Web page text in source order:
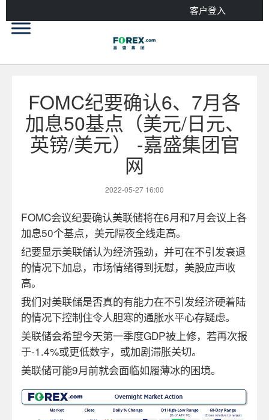
客户登入
FOMC纪要确认6、7月各
加息50基点（美元/日元、
英镑/美元） -嘉盛集团官
网
2022-05-27 16:00
FOMC会议纪要确认美联储将在6月和7月会议上各
加息50个基点，美元隔夜全线走高。
纪要显示美联储认为经济强劲，并可在不引发衰退
的情况下加息，市场情绪得到抚慰，美股应声收
高。
我们对美联储是否真的有能力在不引发经济硬着陆
的情况下控制住令人胆寒的通胀水平心存疑虑。
美联储会希望今天第一季度GDP被上修，若再次报
于-1.4%或更低数字，或加剧滞胀关切。
美联储可能9月前就会面临如履薄冰的困境。